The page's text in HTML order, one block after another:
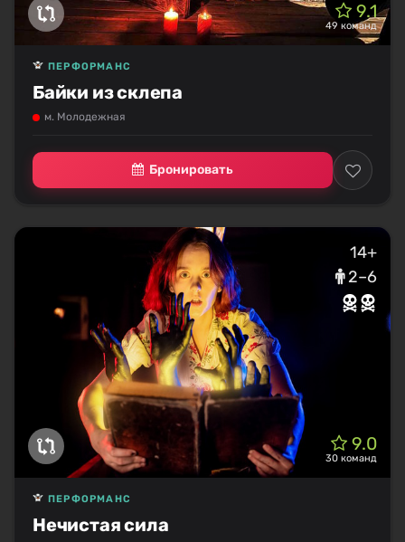
9.1
49 команд
Байки из склепа
ПЕРФОРМАНС
м. Молодежная
Бронировать
14+
2–6
9.0
30 команд
Нечистая сила
ПЕРФОРМАНС